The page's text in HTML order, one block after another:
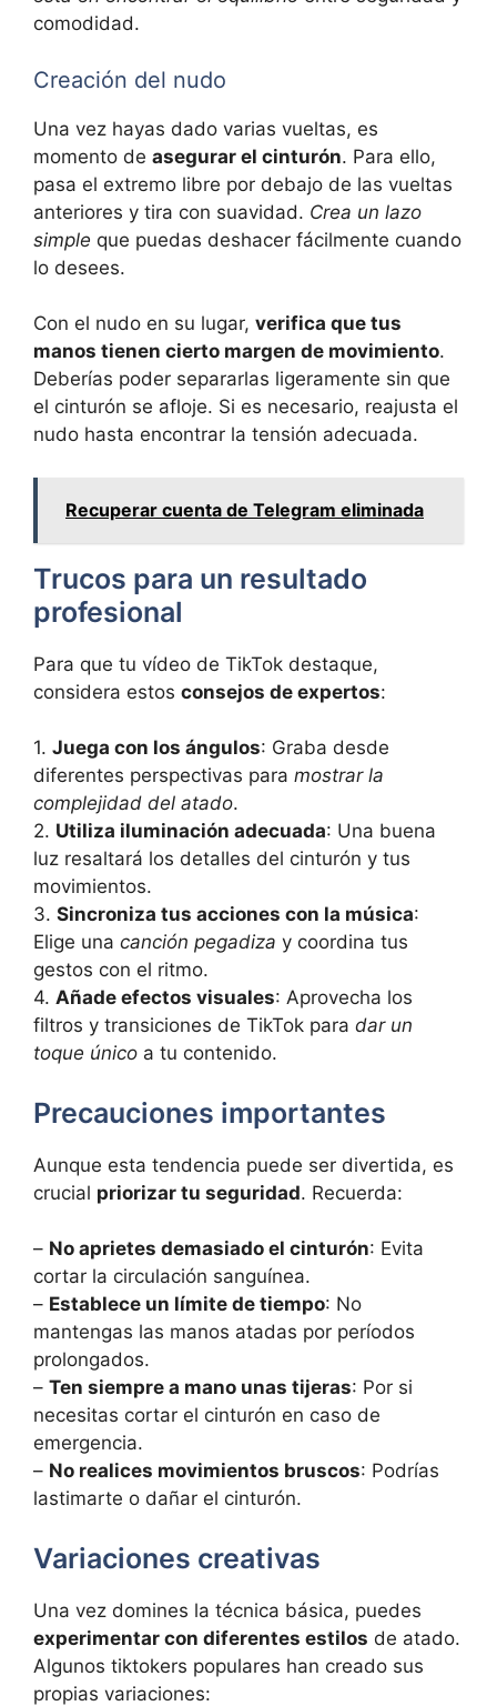
comodidad.
Creación del nudo
Una vez hayas dado varias vueltas, es
momento de asegurar el cinturón. Para ello,
pasa el extremo libre por debajo de las vueltas
anteriores y tira con suavidad. Crea un lazo
simple que puedas deshacer fácilmente cuando
lo desees.
Con el nudo en su lugar, verifica que tus
manos tienen cierto margen de movimiento.
Deberías poder separarlas ligeramente sin que
el cinturón se afloje. Si es necesario, reajusta el
nudo hasta encontrar la tensión adecuada.
Recuperar cuenta de Telegram eliminada
Trucos para un resultado
profesional
Para que tu vídeo de TikTok destaque,
considera estos consejos de expertos:
1. Juega con los ángulos: Graba desde
diferentes perspectivas para mostrar la
complejidad del atado.
2. Utiliza iluminación adecuada: Una buena
luz resaltará los detalles del cinturón y tus
movimientos.
3. Sincroniza tus acciones con la música:
Elige una canción pegadiza y coordina tus
gestos con el ritmo.
4. Añade efectos visuales: Aprovecha los
filtros y transiciones de TikTok para dar un
toque único a tu contenido.
Precauciones importantes
Aunque esta tendencia puede ser divertida, es
crucial priorizar tu seguridad. Recuerda:
– No aprietes demasiado el cinturón: Evita
cortar la circulación sanguínea.
– Establece un límite de tiempo: No
mantengas las manos atadas por períodos
prolongados.
– Ten siempre a mano unas tijeras: Por si
necesitas cortar el cinturón en caso de
emergencia.
– No realices movimientos bruscos: Podrías
lastimarte o dañar el cinturón.
Variaciones creativas
Una vez domines la técnica básica, puedes
experimentar con diferentes estilos de atado.
Algunos tiktokers populares han creado sus
propias variaciones: